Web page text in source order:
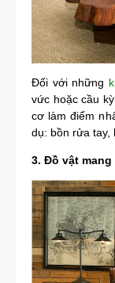
Đối với những
vức hoặc cầu
cơ làm điểm
dụ: bồn rửa tay,
3. Đồ vật